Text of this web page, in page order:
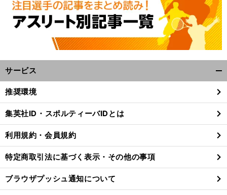
サービス
閉
る
推奨環境
集英社ID・スポルティーバIDとは
利用規約・会員規約
特定商取引法に基づく表示・その他の事項
ブラウザプッシュ通知について